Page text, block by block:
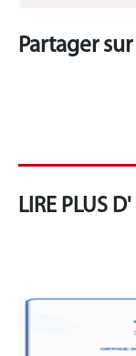
Partager sur
LIRE PLUS